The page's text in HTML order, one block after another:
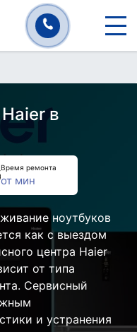
в
Время ремонта
от мин
ноутбуков
как с выездом
центра Haier
от типа
Сервисный
и устранения